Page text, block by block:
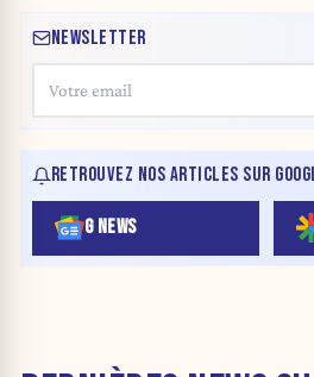
NEWSLETTER
RETROUVEZ NOS ARTICLES SUR
G NEWS